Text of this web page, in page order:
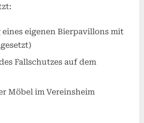
eigenen Bierpavillons mit
Fallschutzes auf dem
Möbel im Vereinsheim